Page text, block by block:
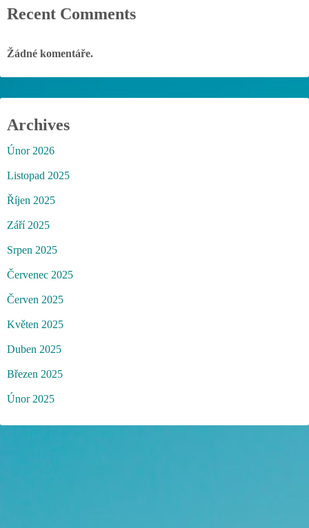
Recent Comments
Žádné komentáře.
Archives
Únor 2026
Listopad 2025
Říjen 2025
Září 2025
Srpen 2025
Červenec 2025
Červen 2025
Květen 2025
Duben 2025
Březen 2025
Únor 2025